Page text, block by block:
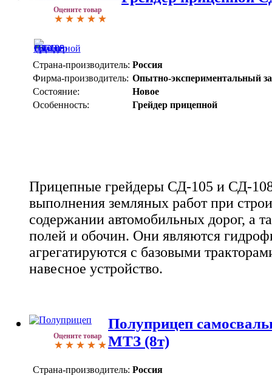
Оцените товар
Страна-производитель: Россия
Фирма-производитель: Опытно-экспериментальный
Состояние:
Новое
Особенность:
Грейдер прицепной
Прицепные грейдеры СД-105 и СД-
выполнения земляных работ при
содержании автомобильных дорог, а
полей и обочин. Они являются
агрегатируются с базовыми
навесное устройство.
Оцените товар
Полуприцеп
МТЗ (8т)
Страна-производитель: Россия